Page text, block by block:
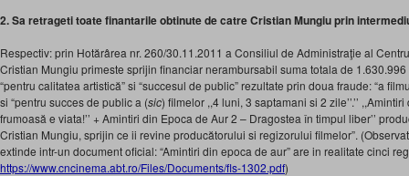
2. Sa retrageti toate finantarile obtinute de catre Cristian Mungiu prin
Respectiv: prin Hotărârea nr. 260/30.11.2011 a Consiliul de Administraţie al
Cristian Mungiu primeste sprijin financiar nerambursabil suma totala de
“pentru calitatea artistică” si “succesul de public” rezultate prin doua fraude: “a
si “pentru succes de public a (sic) filmelor ,,4 luni, 3 saptamani si 2 zile’’.’’
frumoasă e viata!’’ + Amintiri din Epoca de Aur 2 – Dragostea în timpul liber’’
Cristian Mungiu, sprijin ce ii revine producătorului si regizorului filmelor”.
extinde intr-un document oficial: “Amintiri din epoca de aur” are in realitate cinci
https://www.cncinema.abt.ro/Files/Documents/fls-1302.pdf)